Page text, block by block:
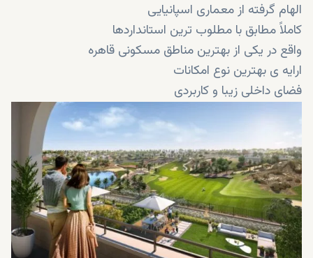
الهام گرفته از معماری اسپانیایی
کاملاً مطابق با مطلوب ترین استانداردها
واقع در یکی از بهترین مناطق مسکونی قاهره
ارایه ی بهترین نوع امکانات
فضای داخلی زیبا و کاربردی
یک محیط زندگی مجلل
مناظر خیره کننده ای از زمین گلف و نورهای پر زرق و برق
شهر
ارائه اقساط آسان
قیمت مناسب